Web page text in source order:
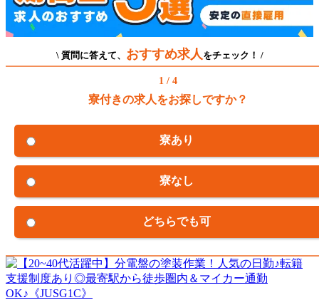
\ 質問に答えて、 おすすめ求人 をチェック！ /
1 / 4
寮付きの求人をお探しですか？
寮あり
寮なし
どちらでも可